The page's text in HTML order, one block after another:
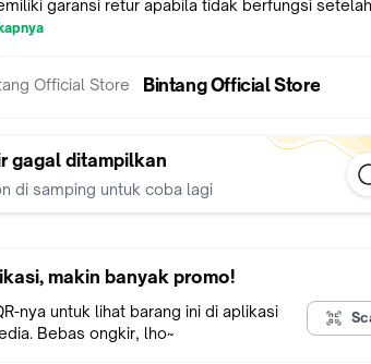
garansi retur apabila tidak berfungsi setelah
Bintang Official Store
gagal ditampilkan
di samping untuk coba lagi
makin banyak promo!
nya untuk lihat barang ini di aplikasi
Bebas ongkir, lho~